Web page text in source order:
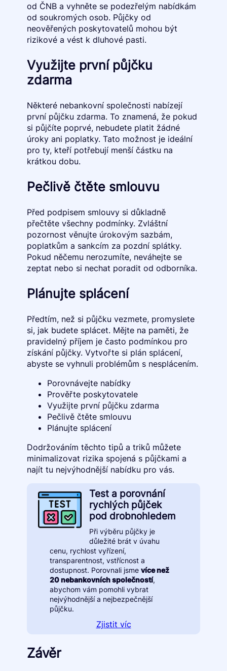
od ČNB a vyhněte se podezřelým nabídkám
od soukromých osob. Půjčky od
neověřených poskytovatelů mohou být
rizikové a vést k dluhové pasti.
Využijte první půjčku
zdarma
Některé nebankovní společnosti nabízejí
první půjčku zdarma. To znamená, že pokud
si půjčíte poprvé, nebudete platit žádné
úroky ani poplatky. Tato možnost je ideální
pro ty, kteří potřebují menší částku na
krátkou dobu.
Pečlivě čtěte smlouvu
Před podpisem smlouvy si důkladně
přečtěte všechny podmínky. Zvláštní
pozornost věnujte úrokovým sazbám,
poplatkům a sankcím za pozdní splátky.
Pokud něčemu nerozumíte, neváhejte se
zeptat nebo si nechat poradit od odborníka.
Plánujte splácení
Předtím, než si půjčku vezmete, promyslete
si, jak budete splácet. Mějte na paměti, že
pravidelný příjem je často podmínkou pro
získání půjčky. Vytvořte si plán splácení,
abyste se vyhnuli problémům s nesplácením.
Porovnávejte nabídky
Prověřte poskytovatele
Využijte první půjčku zdarma
Pečlivě čtěte smlouvu
Plánujte splácení
Dodržováním těchto tipů a triků můžete
minimalizovat rizika spojená s půjčkami a
najít tu nejvýhodnější nabídku pro vás.
Test a porovnání
rychlých půjček
pod drobnohledem
Při výběru půjčky je
důležité brát v úvahu
cenu, rychlost vyřízení,
transparentnost, vstřícnost a
dostupnost. Porovnali jsme více než
20 nebankovních společností,
abychom vám pomohli vybrat
nejvýhodnější a nejbezpečnější
půjčku.
Zjistit víc
Závěr